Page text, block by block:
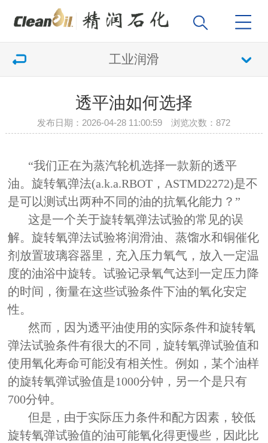
工业润滑
透平油如何选择
发布日期：2026-04-28 11:00:59 浏览次数：872
“我们正在为蒸汽轮机选择一款新的透平
油。旋转氧弹法(a.k.a.RBOT，ASTMD2272)是不
是可以测试出两种不同的油的抗氧化能力？”
这是一个关于旋转氧弹法试验的常见的误
解。旋转氧弹法试验将润滑油、蒸馏水和铜催化
剂放置玻璃容器里，充入压力氧气，放入一定温
度的油浴中旋转。试验记录氧气达到一定压力降
的时间，衡量在这些试验条件下油的氧化安定
性。
然而，因为透平油使用的实际条件和旋转氧
弹法试验条件有很大的不同，旋转氧弹试验值和
使用氧化寿命可能没有相关性。例如，某个油样
的旋转氧弹试验值是1000分钟，另一个是只有
700分钟。
但是，由于实际压力条件和配方因素，较低
旋转氧弹试验值的油可能氧化得更慢些，因此比